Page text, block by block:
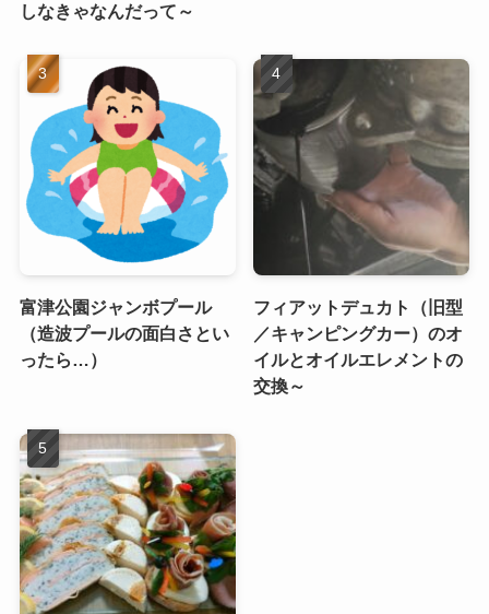
しなきゃなんだって～
富津公園ジャンボプール
（造波プールの面白さとい
ったら…）
フィアットデュカト（旧型
／キャンピングカー）のオ
イルとオイルエレメントの
交換～